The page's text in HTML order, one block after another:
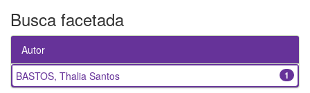
Busca facetada
Autor
1
BASTOS, Thalia Santos